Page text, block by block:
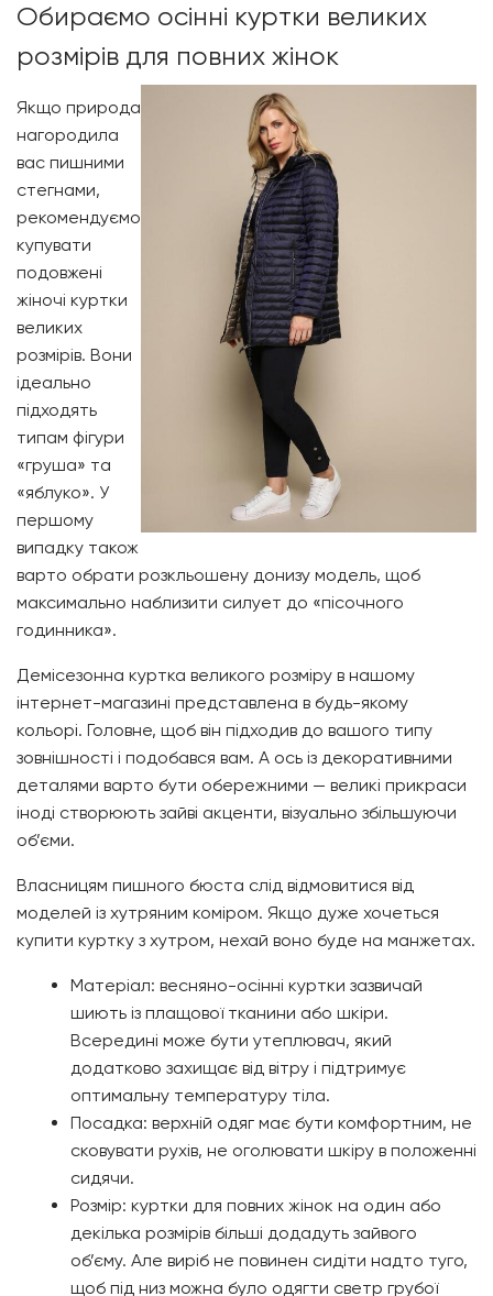
Обираємо осінні куртки великих
розмірів для повних жінок
Якщо природа
нагородила
вас пишними
стегнами,
рекомендуємо
купувати
подовжені
жіночі куртки
великих
розмірів. Вони
ідеально
підходять
типам фігури
«груша» та
«яблуко». У
першому
випадку також
варто обрати розкльошену донизу модель, щоб
максимально наблизити силует до «пісочного
годинника».
Демісезонна куртка великого розміру в нашому
інтернет-магазині представлена в будь-якому
кольорі. Головне, щоб він підходив до вашого типу
зовнішності і подобався вам. А ось із декоративними
деталями варто бути обережними — великі прикраси
іноді створюють зайві акценти, візуально збільшуючи
об’єми.
Власницям пишного бюста слід відмовитися від
моделей із хутряним коміром. Якщо дуже хочеться
купити куртку з хутром, нехай воно буде на манжетах.
Матеріал: весняно-осінні куртки зазвичай
шиють із плащової тканини або шкіри.
Всередині може бути утеплювач, який
додатково захищає від вітру і підтримує
оптимальну температуру тіла.
Посадка: верхній одяг має бути комфортним, не
сковувати рухів, не оголювати шкіру в положенні
сидячи.
Розмір: куртки для повних жінок на один або
декілька розмірів більші додадуть зайвого
об’єму. Але виріб не повинен сидіти надто туго,
щоб під низ можна було одягти светр грубої